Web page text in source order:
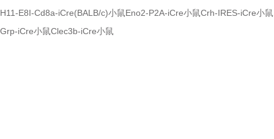
H11-E8I-Cd8a-iCre(BALB/c)小鼠Eno2-P2A-iCre小鼠Crh-IRES-iCre小鼠
Grp-iCre小鼠Clec3b-iCre小鼠